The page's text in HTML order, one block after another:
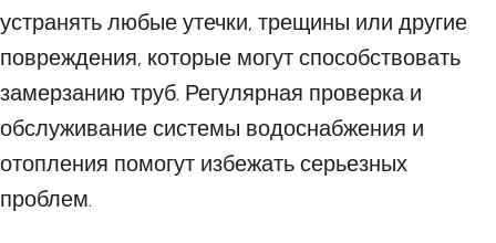
устранять любые утечки, трещины или другие
повреждения, которые могут способствовать
замерзанию труб. Регулярная проверка и
обслуживание системы водоснабжения и
отопления помогут избежать серьезных
проблем.